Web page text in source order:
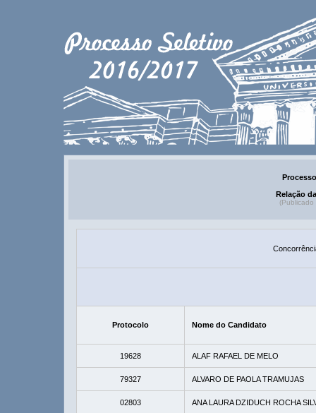
Relação
(Publicado
Protocolo Nome do Candidato
19628 ALAF RAFAEL DE MELO
79327 ALVARO DE PAOLA TRAMUJAS
02803 ANA LAURA DZIDUCH ROCHA